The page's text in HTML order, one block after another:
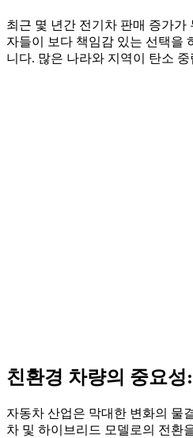
최근 몇 년간 전기차 판매 증가가
자들이 보다 책임감 있는 선택을
니다. 많은 나라와 지역이 탄소
친환경 차량의 중요
자동차 산업은 막대한 변화의 물
차 및 하이브리드 모델로의 전환